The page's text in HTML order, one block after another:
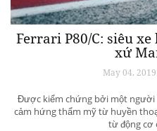
Ferrari P80/C: siêu
xứ
May 04,
Được kiểm chứng bởi một người
cảm hứng thẩm mỹ từ huyền
từ động cơ